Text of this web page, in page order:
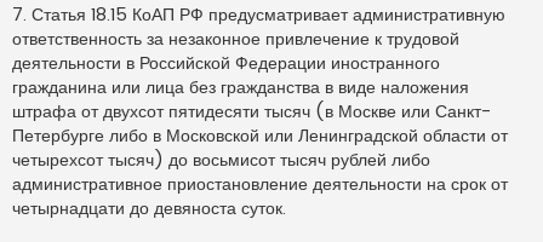
7. Статья 18.15 КоАП РФ предусматривает административную
ответственность за незаконное привлечение к трудовой
деятельности в Российской Федерации иностранного
гражданина или лица без гражданства в виде наложения
штрафа от двухсот пятидесяти тысяч (в Москве или Санкт-
Петербурге либо в Московской или Ленинградской области от
четырехсот тысяч) до восьмисот тысяч рублей либо
административное приостановление деятельности на срок от
четырнадцати до девяноста суток.